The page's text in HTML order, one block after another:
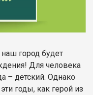
город будет
Для человека
– детский. Однако
годы, как герой из